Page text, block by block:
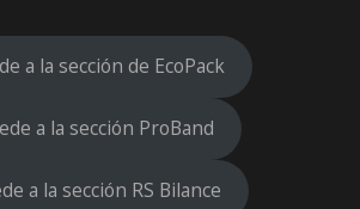
a la sección de EcoPack
a la sección ProBand
a la sección RS Bilance